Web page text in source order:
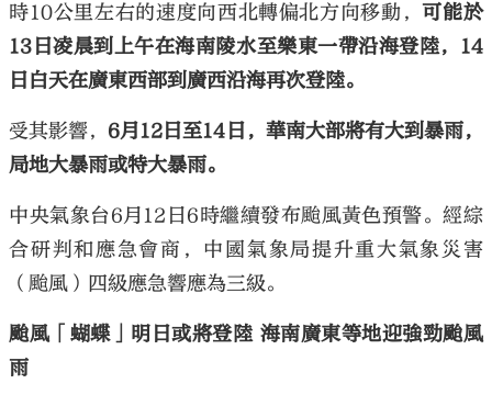
時10公里左右的速度向西北轉偏北方向移動，可能於
13日凌晨到上午在海南陵水至樂東一帶沿海登陸，14
日白天在廣東西部到廣西沿海再次登陸。
受其影響， 6月12日至14日，華南大部將有大到暴雨，
局地大暴雨或特大暴雨。
中央氣象台6月12日6時繼續發布颱風黃色預警。經綜
合研判和應急會商，中國氣象局提升重大氣象災害
（颱風）四級應急響應為三級。
颱風「蝴蝶」明日或將登陸 海南廣東等地迎強勁颱風
雨